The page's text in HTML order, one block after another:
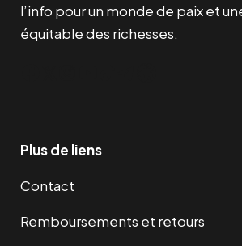
l’info pour un monde de paix et
équitable des richesses.
Plus de liens
Contact
Remboursements et retours